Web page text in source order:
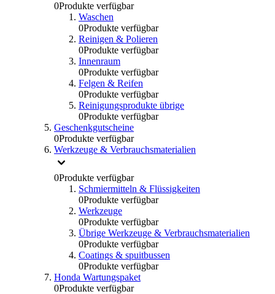
0Produkte verfügbar
Waschen
0Produkte verfügbar
Reinigen & Polieren
0Produkte verfügbar
Innenraum
0Produkte verfügbar
Felgen & Reifen
0Produkte verfügbar
Reinigungsprodukte übrige
0Produkte verfügbar
Geschenkgutscheine
0Produkte verfügbar
Werkzeuge & Verbrauchsmaterialien
0Produkte verfügbar
Schmiermitteln & Flüssigkeiten
0Produkte verfügbar
Werkzeuge
0Produkte verfügbar
Übrige Werkzeuge & Verbrauchsmaterialien
0Produkte verfügbar
Coatings & spuitbussen
0Produkte verfügbar
Honda Wartungspaket
0Produkte verfügbar